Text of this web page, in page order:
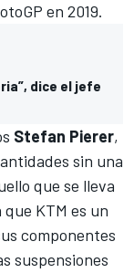
en 2019.
dice el jefe
Stefan Pierer,
sin una
que se lleva
KTM es un
componentes
suspensiones